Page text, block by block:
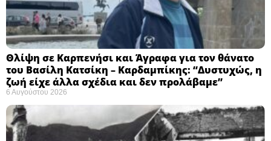
Θλίψη σε Καρπενήσι και Άγραφα για τον θάνατο
του Βασίλη Κατσίκη – Καρδαμπίκης: “Δυστυχώς, η
ζωή είχε άλλα σχέδια και δεν προλάβαμε”
6 Αυγούστου 2026